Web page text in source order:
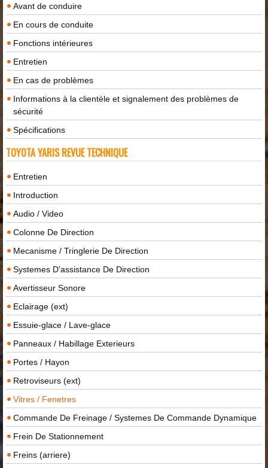
Avant de conduire
En cours de conduite
Fonctions intérieures
Entretien
En cas de problèmes
Informations à la clientèle et signalement des problèmes de
sécurité
Spécifications
TOYOTA YARIS REVUE TECHNIQUE
Entretien
Introduction
Audio / Video
Colonne De Direction
Mecanisme / Tringlerie De Direction
Systemes D'assistance De Direction
Avertisseur Sonore
Eclairage (ext)
Essuie-glace / Lave-glace
Panneaux / Habillage Exterieurs
Portes / Hayon
Retroviseurs (ext)
Vitres / Fenetres
Commande De Freinage / Systemes De Commande Dynamique
Frein De Stationnement
Freins (arriere)